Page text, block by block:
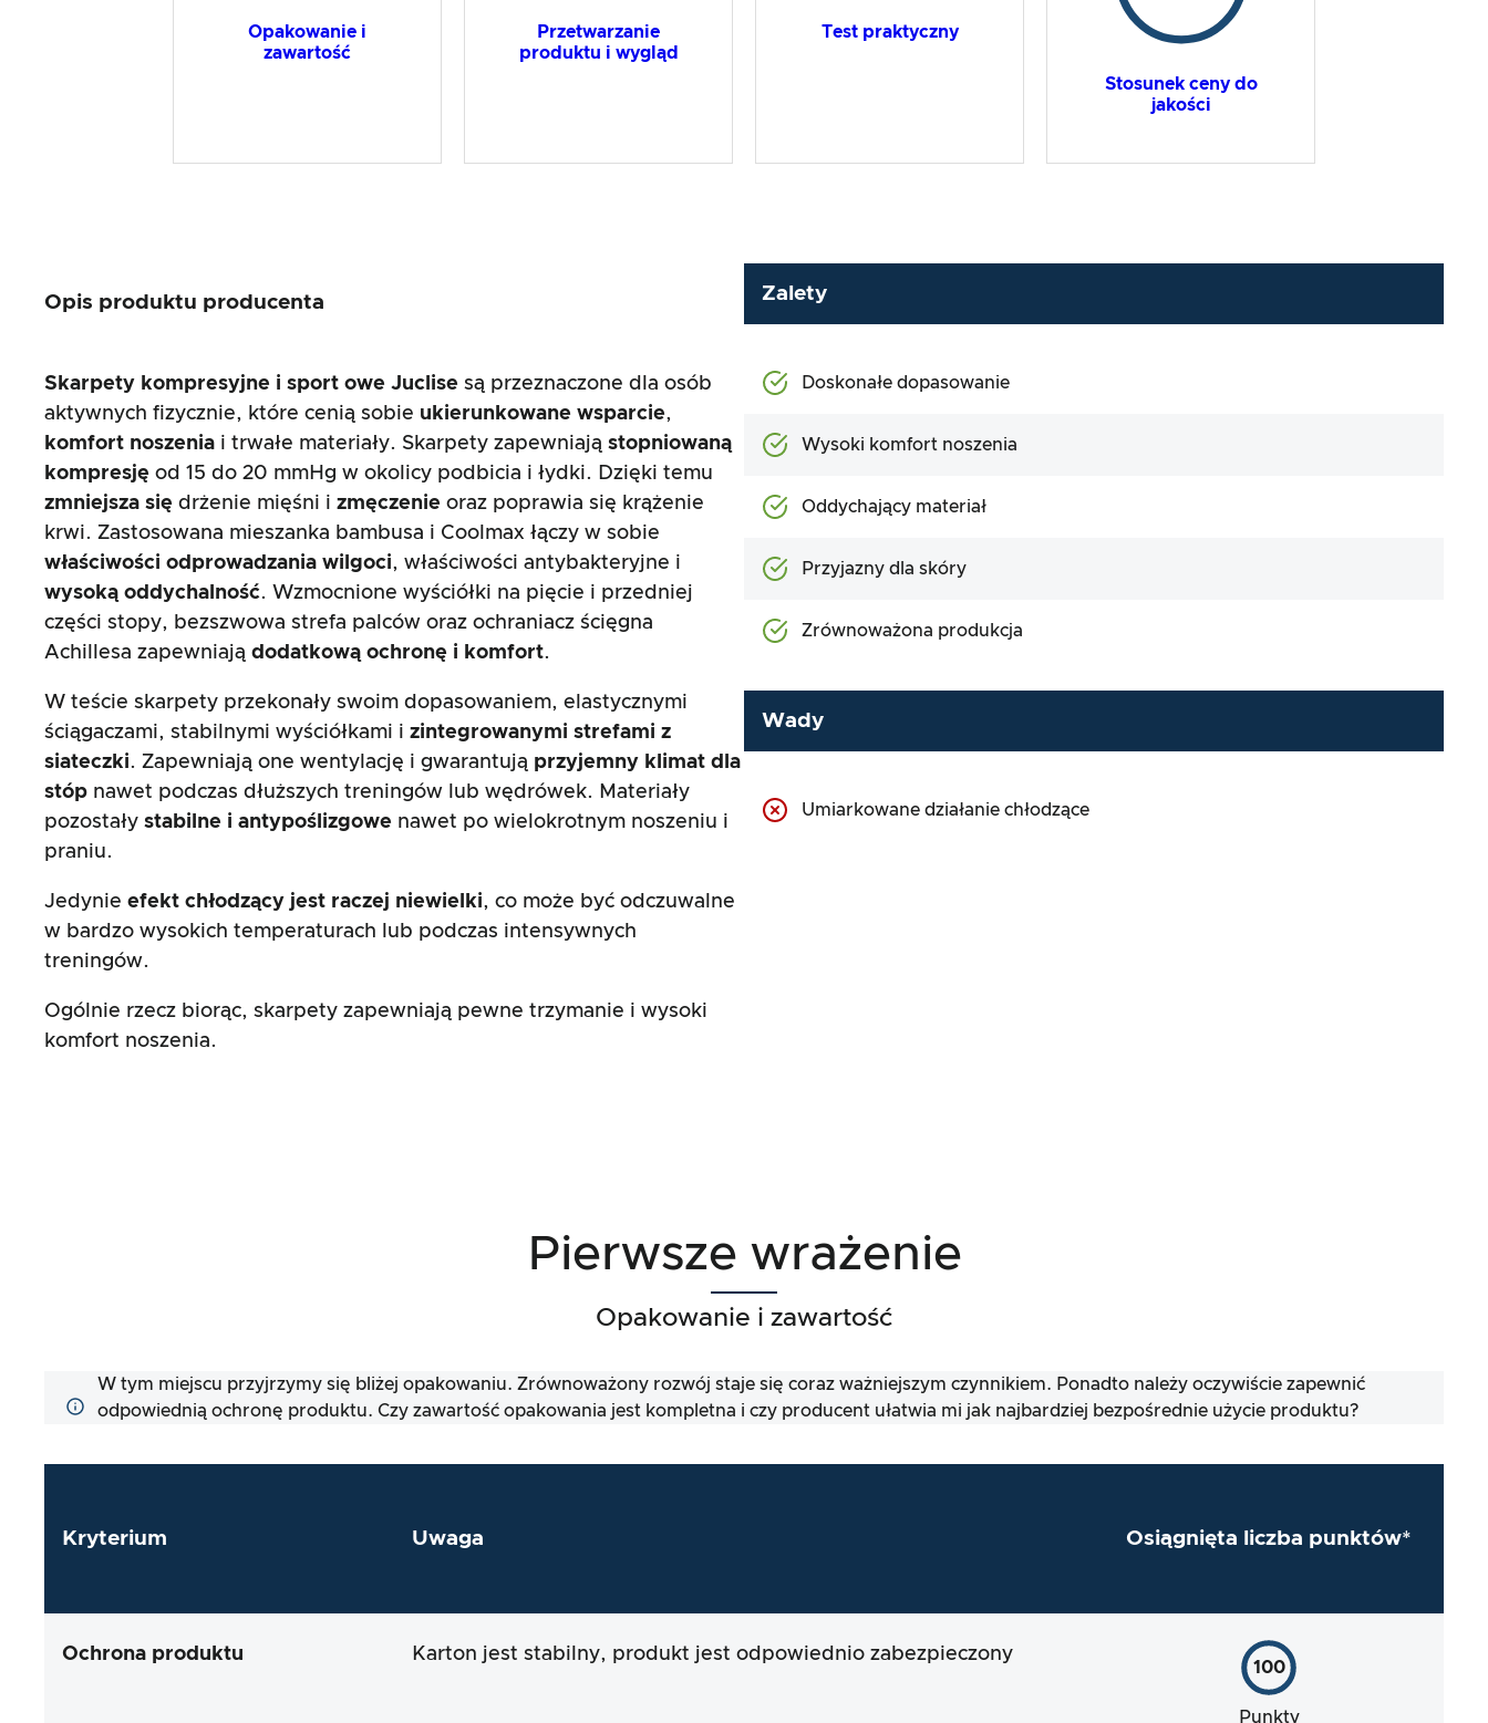
Opakowanie i
zawartość
Przetwarzanie
produktu i wygląd
Test praktyczny
Stosunek ceny do
jakości
Opis produktu producenta
Skarpety kompresyjne i sport owe Juclise są przeznaczone dla osób
aktywnych fizycznie, które cenią sobie ukierunkowane wsparcie,
komfort noszenia i trwałe materiały. Skarpety zapewniają stopniowaną
kompresję od 15 do 20 mmHg w okolicy podbicia i łydki. Dzięki temu
zmniejsza się drżenie mięśni i zmęczenie oraz poprawia się krążenie
krwi. Zastosowana mieszanka bambusa i Coolmax łączy w sobie
właściwości odprowadzania wilgoci, właściwości antybakteryjne i
wysoką oddychalność. Wzmocnione wyściółki na pięcie i przedniej
części stopy, bezszwowa strefa palców oraz ochraniacz ścięgna
Achillesa zapewniają dodatkową ochronę i komfort.
W teście skarpety przekonały swoim dopasowaniem, elastycznymi
ściągaczami, stabilnymi wyściółkami i zintegrowanymi strefami z
siateczki. Zapewniają one wentylację i gwarantują przyjemny klimat dla
stóp nawet podczas dłuższych treningów lub wędrówek. Materiały
pozostały stabilne i antypoślizgowe nawet po wielokrotnym noszeniu i
praniu.
Jedynie efekt chłodzący jest raczej niewielki, co może być odczuwalne
w bardzo wysokich temperaturach lub podczas intensywnych
treningów.
Ogólnie rzecz biorąc, skarpety zapewniają pewne trzymanie i wysoki
komfort noszenia.
Zalety
Doskonałe dopasowanie
Wysoki komfort noszenia
Oddychający materiał
Przyjazny dla skóry
Zrównoważona produkcja
Wady
Umiarkowane działanie chłodzące
Pierwsze wrażenie
Opakowanie i zawartość
W tym miejscu przyjrzymy się bliżej opakowaniu. Zrównoważony rozwój staje się coraz ważniejszym czynnikiem. Ponadto należy oczywiście zapewnić
odpowiednią ochronę produktu. Czy zawartość opakowania jest kompletna i czy producent ułatwia mi jak najbardziej bezpośrednie użycie produktu?
Kryterium Uwaga Osiągnięta liczba punktów*
Ochrona produktu Karton jest stabilny, produkt jest odpowiednio zabezpieczony
100
Punkty